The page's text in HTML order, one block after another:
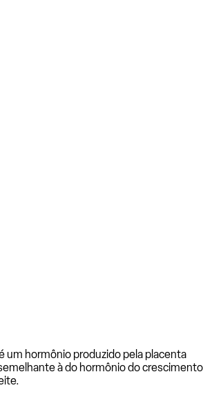
um hormônio produzido pela placenta
à do hormônio do crescimento